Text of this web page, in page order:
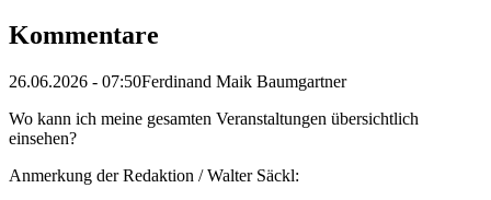
Kommentare
26.06.2026 - 07:50Ferdinand Maik Baumgartner
Wo kann ich meine gesamten Veranstaltungen übersichtlich
einsehen?
Anmerkung der Redaktion /Walter Säckl: